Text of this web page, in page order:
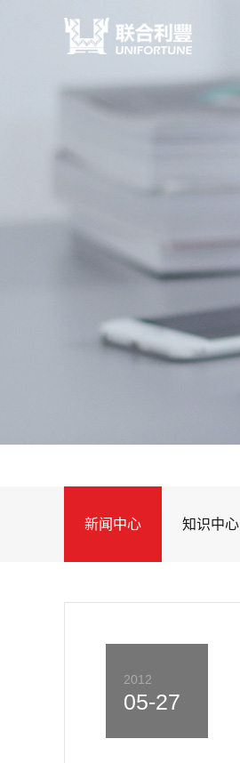
新闻中心 知识中心
2012
05-27